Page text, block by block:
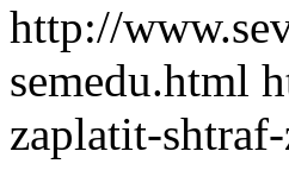
http://
semedu.html
zaplatit-